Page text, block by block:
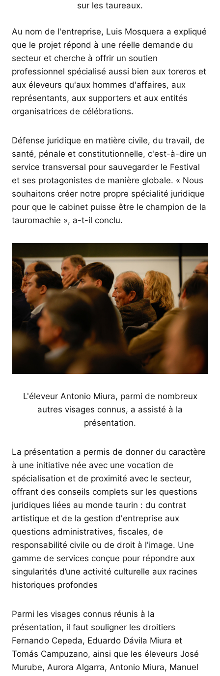
sur les taureaux.
Au nom de l'entreprise, Luis Mosquera a expliqué
que le projet répond à une réelle demande du
secteur et cherche à offrir un soutien
professionnel spécialisé aussi bien aux toreros et
aux éleveurs qu'aux hommes d'affaires, aux
représentants, aux supporters et aux entités
organisatrices de célébrations.
Défense juridique en matière civile, du travail, de
santé, pénale et constitutionnelle, c'est-à-dire un
service transversal pour sauvegarder le Festival
et ses protagonistes de manière globale. « Nous
souhaitons créer notre propre spécialité juridique
pour que le cabinet puisse être le champion de la
tauromachie », a-t-il conclu.
L'éleveur Antonio Miura, parmi de nombreux
autres visages connus, a assisté à la
présentation.
La présentation a permis de donner du caractère
à une initiative née avec une vocation de
spécialisation et de proximité avec le secteur,
offrant des conseils complets sur les questions
juridiques liées au monde taurin : du contrat
artistique et de la gestion d'entreprise aux
questions administratives, fiscales, de
responsabilité civile ou de droit à l'image. Une
gamme de services conçue pour répondre aux
singularités d’une activité culturelle aux racines
historiques profondes
Parmi les visages connus réunis à la
présentation, il faut souligner les droitiers
Fernando Cepeda, Eduardo Dávila Miura et
Tomás Campuzano, ainsi que les éleveurs José
Murube, Aurora Algarra, Antonio Miura, Manuel